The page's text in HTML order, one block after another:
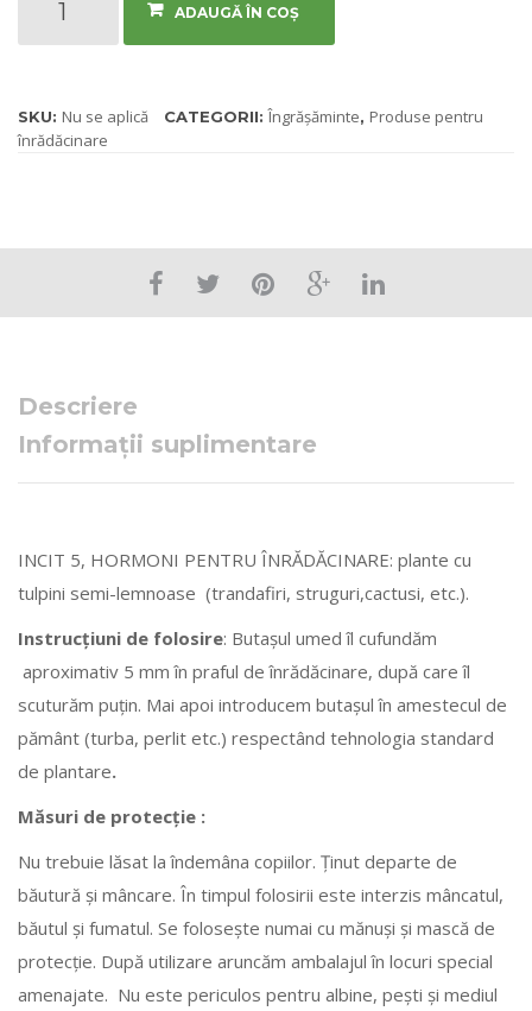
Cantitate
5
50/500
ADAUGĂ ÎN COȘ
SKU: Nu se aplică CATEGORII:Îngrășăminte, Produse pentru
înrădăcinare
Descriere
Informații suplimentare
INCIT 5, HORMONI PENTRU ÎNRĂDĂCINARE: plante cu
tulpini semi-lemnoase (trandafiri, struguri,cactusi, etc.).
Instrucțiuni de folosire: Butașul umed îl cufundăm
aproximativ 5 mm în praful de înrădăcinare, după care îl
scuturăm puțin. Mai apoi introducem butașul în amestecul de
pământ (turba, perlit etc.) respectând tehnologia standard
de plantare.
Măsuri de protecție :
Nu trebuie lăsat la îndemâna copiilor. Ținut departe de
băutură și mâncare. În timpul folosirii este interzis mâncatul,
băutul și fumatul. Se folosește numai cu mănuși și mască de
protecție. După utilizare aruncăm ambalajul în locuri special
amenajate. Nu este periculos pentru albine, pești și mediul